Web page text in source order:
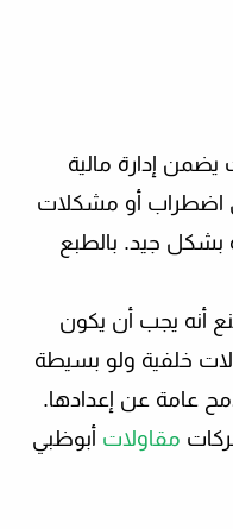
يضمن إدارة مالية
اضطراب أو مشكلات
بشكل جيد. بالطبع
أنه يجب أن يكون
خلفية ولو بسيطة
عامة عن إعدادها.
مقاولات أبوظبي